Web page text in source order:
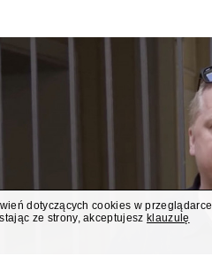
dotyczących cookies w przeglądarce
ze strony, akceptujesz klauzulę